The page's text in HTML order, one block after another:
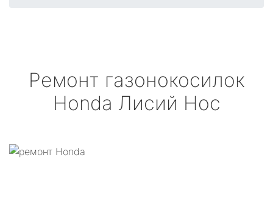
Ремонт газонокосилок
Honda Лисий Нос